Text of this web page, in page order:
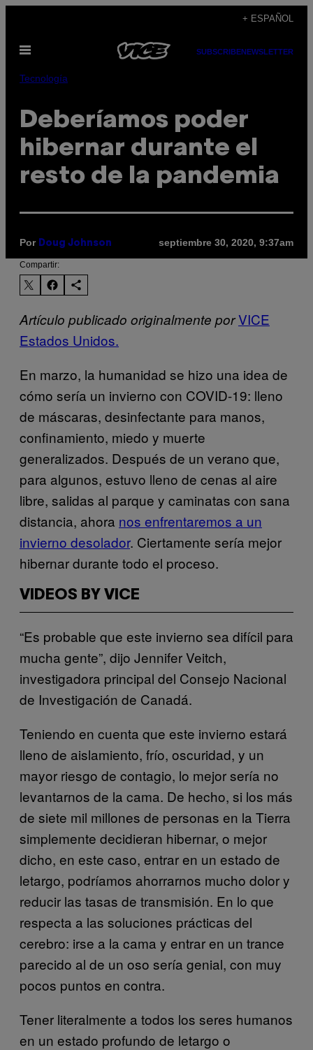
contenido
+ ESPAÑOL
Abrir
SUBSCRIBENEWSLETTER
Tecnología
Deberíamos poder
hibernar durante el
resto de la pandemia
Por Doug Johnson septiembre 30, 2020, 9:37am
Compartir:
Artículo publicado originalmente porVICE
Estados Unidos.
En marzo, la humanidad se hizo una idea de
cómo sería un invierno con COVID-19: lleno
de máscaras, desinfectante para manos,
confinamiento, miedo y muerte
generalizados. Después de un verano que,
para algunos, estuvo lleno de cenas al aire
libre, salidas al parque y caminatas con sana
distancia, ahora nos enfrentaremos a un
invierno desolador. Ciertamente sería mejor
hibernar durante todo el proceso.
VIDEOS BY VICE
“Es probable que este invierno sea difícil para
mucha gente”, dijo Jennifer Veitch,
investigadora principal del Consejo Nacional
de Investigación de Canadá.
Teniendo en cuenta que este invierno estará
lleno de aislamiento, frío, oscuridad, y un
mayor riesgo de contagio, lo mejor sería no
levantarnos de la cama. De hecho, si los más
de siete mil millones de personas en la Tierra
simplemente decidieran hibernar, o mejor
dicho, en este caso, entrar en un estado de
letargo, podríamos ahorrarnos mucho dolor y
reducir las tasas de transmisión. En lo que
respecta a las soluciones prácticas del
cerebro: irse a la cama y entrar en un trance
parecido al de un oso sería genial, con muy
pocos puntos en contra.
Tener literalmente a todos los seres humanos
en un estado profundo de letargo o